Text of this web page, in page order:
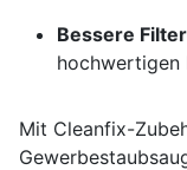
Bessere
hochwertigen
Mit Cleanfix-